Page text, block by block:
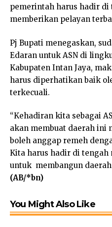
pemerintah harus hadir di
memberikan pelayan
Pj Bupati menegaskan,
Edaran untuk ASN di
Kabupaten Intan Jaya,
harus diperhatikan baik
terkecuali.
“Kehadiran kita sebagai
akan membuat daerah ini
boleh anggap remeh
Kita harus hadir di tengah
untuk membangun
(AB/*bn)
You Might Also Like